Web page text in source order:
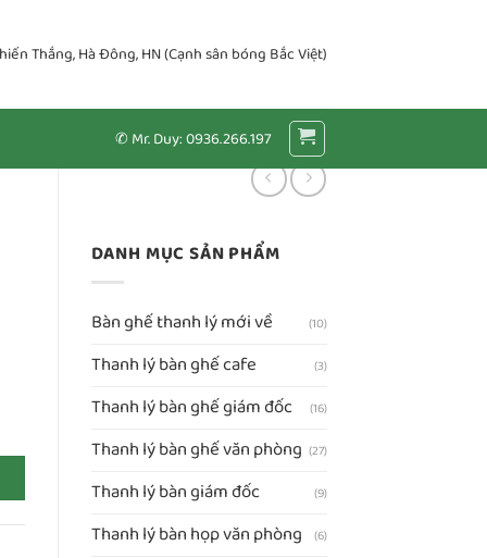
Thắng, Hà Đông, HN (Cạnh sân bóng Bắc Việt)
✆ Mr. Duy: 0936.266.197
DANH MỤC SẢN PHẨM
Bàn ghế thanh lý mới về (10)
Thanh lý bàn ghế cafe (3)
Thanh lý bàn ghế giám đốc (16)
Thanh lý bàn ghế văn phòng (27)
Thanh lý bàn giám đốc (9)
Thanh lý bàn họp văn phòng (6)
lượng